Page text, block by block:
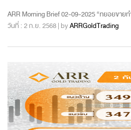
ARR Morning Brief 02-09-2025 “ทยอยขายท
วันที่ : 2 ก.ย. 2568 | byARRGoldTrading